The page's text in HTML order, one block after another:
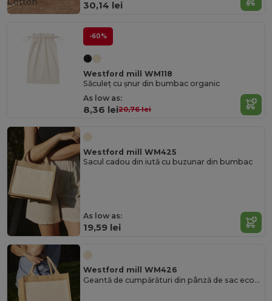
30,14 lei
-60%
Westford mill WM118
Săculeț cu șnur din bumbac organic
As low as:
8,36 lei20,76 lei
Westford mill WM425
Sacul cadou din iută cu buzunar din bumbac
As low as:
19,59 lei
Westford mill WM426
Geantă de cumpărături din pânză de sac ecologică personalizată